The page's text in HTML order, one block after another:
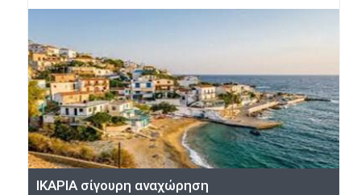
ΙΚΑΡΙΑ σίγουρη αναχώρηση